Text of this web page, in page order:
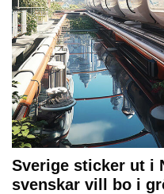
Sverige sticker ut i
svenskar vill bo i